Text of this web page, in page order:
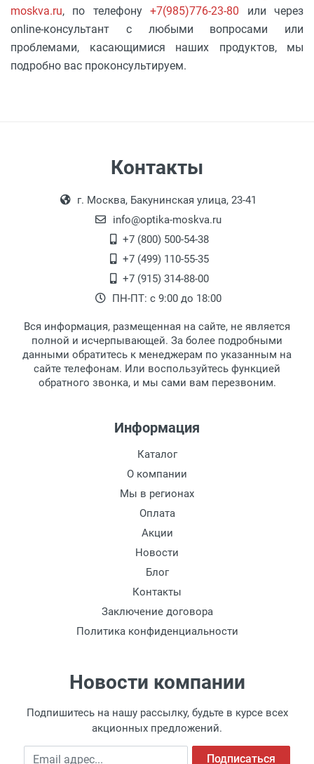
moskva.ru, по телефону+7(985)776-23-80 или через
online-консультант с любыми вопросами или
проблемами, касающимися наших продуктов, мы
подробно вас проконсультируем.
Контакты
г. Москва, Бакунинская улица, 23-41
info@optika-moskva.ru
+7 (800) 500-54-38
+7 (499) 110-55-35
+7 (915) 314-88-00
ПН-ПТ: с 9:00 до 18:00
Вся информация, размещенная на сайте, не является
полной и исчерпывающей. За более подробными
данными обратитесь к менеджерам по указанным на
сайте телефонам. Или воспользуйтесь функцией
обратного звонка, и мы сами вам перезвоним.
Информация
Каталог
О компании
Мы в регионах
Оплата
Акции
Новости
Блог
Контакты
Заключение договора
Политика конфиденциальности
Новости компании
Подпишитесь на нашу рассылку, будьте в курсе всех
акционных предложений.
Email адрес Подписаться